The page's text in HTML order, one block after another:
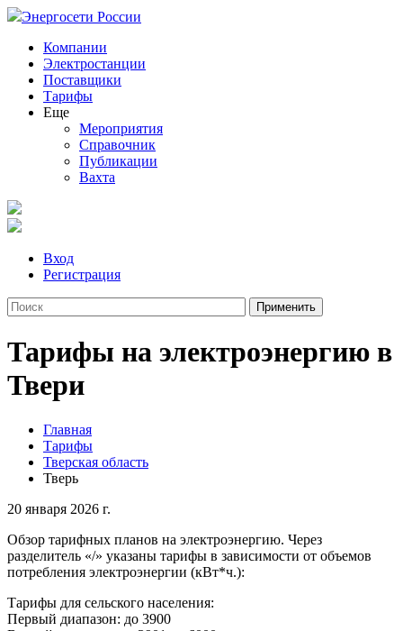
Энергосети России
Компании
Электростанции
Поставщики
Тарифы
Еще
Мероприятия
Справочник
Публикации
Вахта
Вход
Регистрация
Тарифы на электроэнергию в
Твери
Главная
Тарифы
Тверская область
Тверь
20 января 2026 г.
Обзор тарифных планов на электроэнергию. Через
разделитель «/» указаны тарифы в зависимости от объемов
потребления электроэнергии (кВт*ч.):
Тарифы для сельского населения:
Первый диапазон: до 3900